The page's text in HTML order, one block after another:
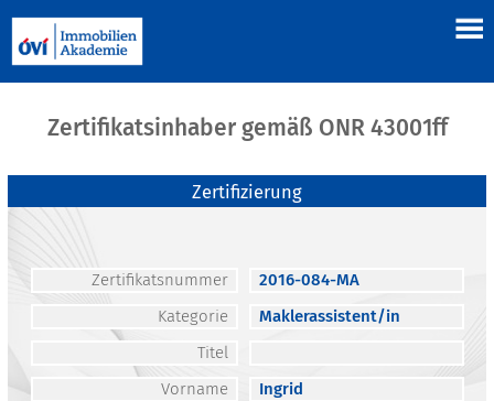
Zertifikatsinhaber gemäß ONR 43001ff
Zertifizierung
Zertifikatsnummer
2016-084-MA
Kategorie
Maklerassistent/in
Titel
Vorname
Ingrid